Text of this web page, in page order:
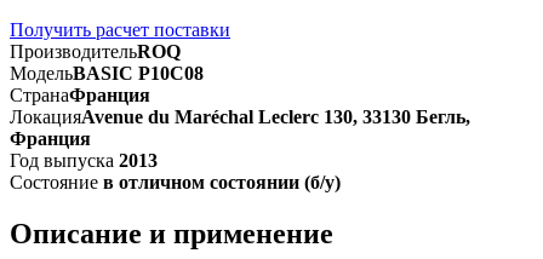
Получить расчет поставки
ПроизводительROQ
МодельBASIC P10C08
СтранаФранция
ЛокацияAvenue du Maréchal Leclerc 130, 33130 Бегль,
Франция
Год выпуска 2013
Состояние в отличном состоянии (б/у)
Описание и применение